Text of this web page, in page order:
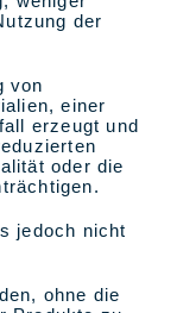
der
von
einer
erzeugt und
oder die
jedoch nicht
ohne die